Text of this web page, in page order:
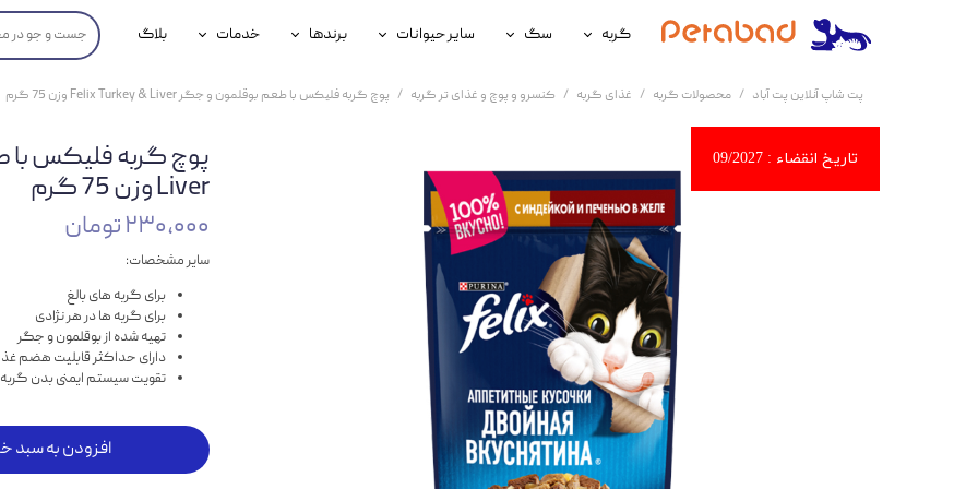
گربه
غذای گربه
سلامتی گربه
آرایشی و بهداشتی گربه
سگ
سلامتی سگ
آرایشی و بهداشتی سگ
سایر حیوانات
محصولات پرندگان
محصولات آبزیان
برندها
جوسرا
خدمات
خدمات آنلاین دامپزشکی
بلاگ
پت شاپ آنلاین پت آباد محصولات گربه غذای گربه کنسرو و پوچ و غذای تر گربه پوچ گربه فلیکس با طعم بوقلمون و جگر Felix Turkey & Liver وزن 75 گرم
Liver وزن 75 گرم
۲۳۰,۰۰۰ تومان
سایر مشخصات:
برای گربه های بالغ
برای گربه ها در هر نژادی
تهیه شده از بوقلمون و جگر
دارای حداکثر قابلیت هضم غذا
تقویت سیستم ایمنی بدن گربه
افزودن به سبد